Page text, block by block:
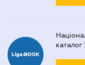
каталог